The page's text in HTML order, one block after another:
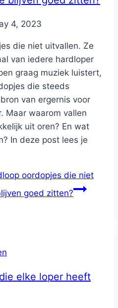
4, 2023
die niet uitvallen. Ze
van iedere hardloper
graag muziek luistert,
die steeds
van ergernis voor
Maar waarom vallen
uit oren? En wat
In deze post lees je
oordopjes die niet
goed zitten?
elke loper heeft